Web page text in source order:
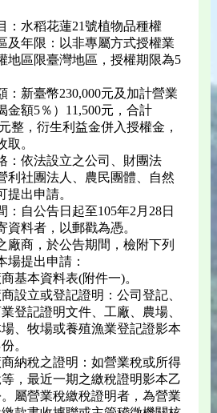
：水稻花蓮21號植物品種權
及年限：以非專屬方式授權業
地區限臺灣地區，授權期限為5
：新臺幣230,000元及加計營業
金額5％）11,500元，合計
整，衍生利益金併入授權金，
取。
：依法設立之公司、財團法
利社團法人、農民團體、自然
提出申請。
：自公告日起至105年2月28日
資料者，以郵戳為憑。
廠商，於公告期間，檢附下列
場提出申請：
基本資料表(附件一)。
設立或登記證明：公司登記、
登記證明文件、工廠、農場、
、牧場或養殖漁業登記證影本
。
商納稅之證明：如營業稅或所得
，最近一期之繳稅證明影本乙
屬營業稅繳稅證明者，為營業